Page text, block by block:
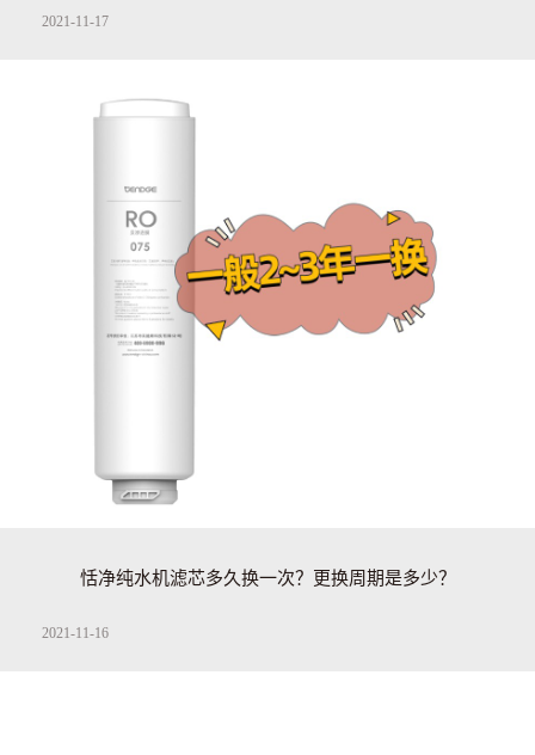
2021-11-17
恬净纯水机滤芯多久换一次？更换周期是多少？
2021-11-16